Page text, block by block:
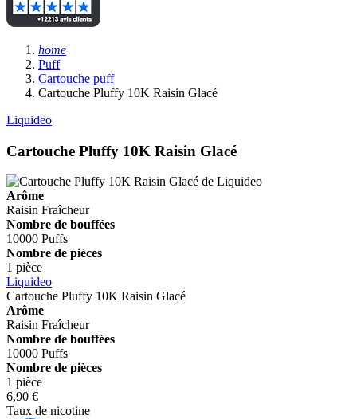
home
Puff
Cartouche puff
Cartouche Pluffy 10K Raisin Glacé
Liquideo
Cartouche Pluffy 10K Raisin Glacé
Arôme
Raisin Fraîcheur
Nombre de bouffées
10000 Puffs
Nombre de pièces
1 pièce
Liquideo
Cartouche Pluffy 10K Raisin Glacé
Arôme
Raisin Fraîcheur
Nombre de bouffées
10000 Puffs
Nombre de pièces
1 pièce
6,90 €
Taux de nicotine